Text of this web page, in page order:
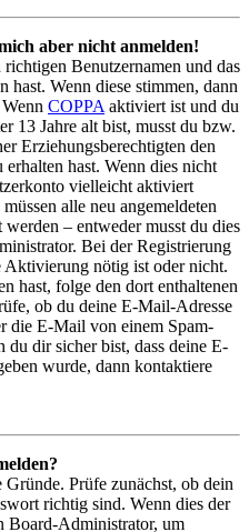
aber nicht anmelden!
Benutzernamen und das
hast. Wenn diese stimmen, dann
COPPA aktiviert ist und du
13 Jahre alt bist, musst du bzw.
Erziehungsberechtigten den
hast. Wenn dies nicht
vielleicht aktiviert
alle neu angemeldeten
– entweder musst du dies
Bei der Registrierung
nötig ist oder nicht.
hast, folge den dort enthaltenen
ob du deine E-Mail-Adresse
die E-Mail von einem Spam-
dir sicher bist, dass deine E-
wurde, dann kontaktiere
Prüfe zunächst, ob dein
richtig sind. Wenn dies der
Board-Administrator, um